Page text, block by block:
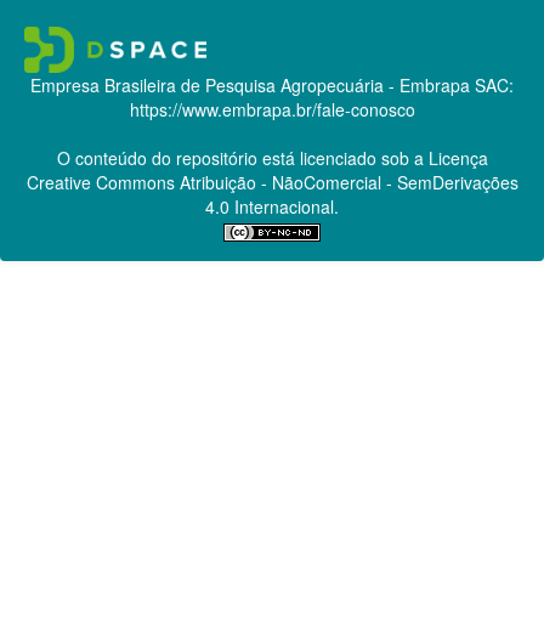
Empresa Brasileira de Pesquisa Agropecuária - Embrapa SAC:
https://www.embrapa.br/fale-conosco
O conteúdo do repositório está licenciado sob a Licença
Creative CommonsAtribuição - NãoComercial - SemDerivações
4.0 Internacional.